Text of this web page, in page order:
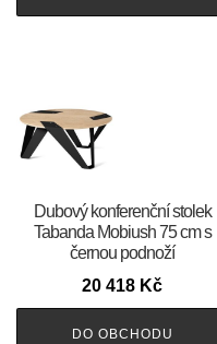
Dubový konferenční stolek
Tabanda Mobiush 75 cm s
černou podnoží
20 418 Kč
DO OBCHODU